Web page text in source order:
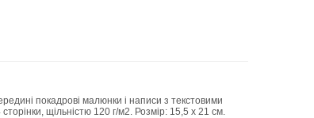
покадрові малюнки і написи з текстовими
щільністю 120 г/м2. Розмір: 15,5 х 21 см.